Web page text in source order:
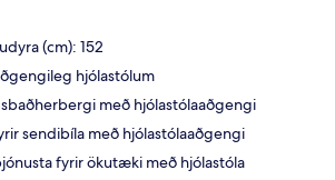
(cm): 152
hjólastólum
með hjólastólaaðgengi
sendibíla með hjólastólaaðgengi
fyrir ökutæki með hjólastóla